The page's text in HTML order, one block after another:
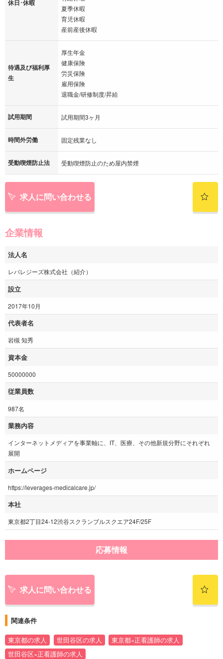
休日･休暇
夏季休暇
育児休暇
産前産後休暇
待遇及び福利厚
生
厚生年金
健康保険
労災保険
雇用保険
退職金/研修制度/昇給
試用期間 試用期間3ヶ月
時間外労働 固定残業なし
受動喫煙防止法 受動喫煙防止のため屋内禁煙
求人に問い合わせる
企業情報
法人名
レバレジーズ株式会社（紹介）
設立
2017年10月
代表者名
岩槻 知秀
資本金
50000000
従業員数
987名
業務内容
インターネットメディアを事業軸に、IT、医療、その他新規分野にそれぞれ
展開
ホームページ
https://leverages-medicalcare.jp/
本社
東京都2丁目24-12渋谷スクランブルスクエア24F/25F
応募情報
求人に問い合わせる
関連条件
東京都の求人 世田谷区の求人
東京都×正看護師の求人
世田谷区×正看護師の求人